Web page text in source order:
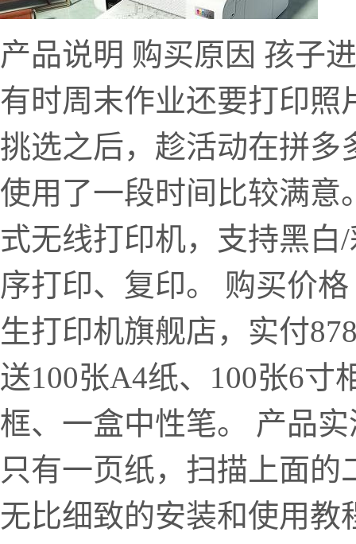
产品说明 购买原因 孩子
有时周末作业还要打印照
挑选之后，趁活动在拼多
使用了一段时间比较满意
式无线打印机，支持黑
序打印、复印。 购买价
生打印机旗舰店，实付
送100张A4纸、100张6寸
框、一盒中性笔。 产品
只有一页纸，扫描上面
无比细致的安装和使用